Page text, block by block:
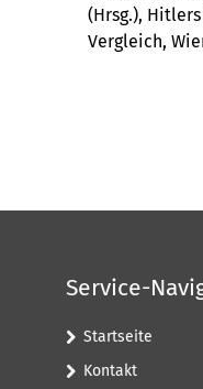
(Hrsg.),
Vergleich,
Service-
Startseite
Kontakt